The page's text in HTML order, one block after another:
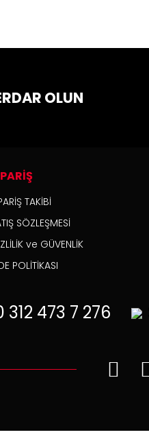
OLUN
TAKİBİ
SÖZLEŞMESİ
ve GÜVENLİK
POLİTİKASI
312 473 7 276